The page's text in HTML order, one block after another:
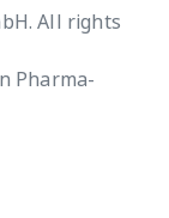
All rights
Pharma-